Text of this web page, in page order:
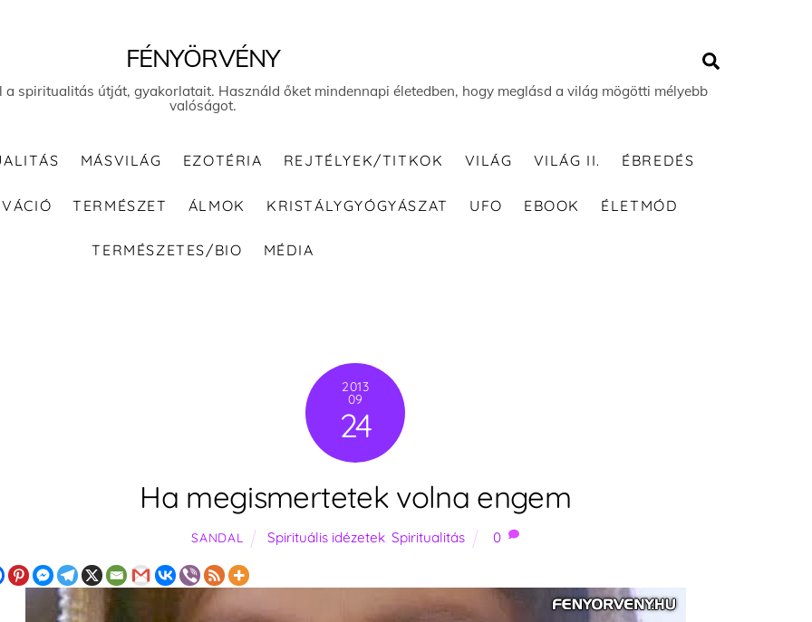
FÉNYÖRVÉNY
a spiritualitás útját, gyakorlatait. Használd őket mindennapi életedben, hogy meglásd a világ mögötti mélyebb
valóságot.
MÁSVILÁG EZOTÉRIA REJTÉLYEK/TITKOK VILÁG VILÁG II. ÉBREDÉS
TERMÉSZET ÁLMOK KRISTÁLYGYÓGYÁSZAT UFO EBOOK ÉLETMÓD
TERMÉSZETES/BIO MÉDIA
2013
09
24
Ha megismertetek volna engem
SANDAL Spirituális idézetek ,Spiritualitás 0